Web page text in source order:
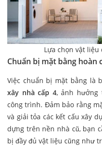
Lựa chọn vật
Chuẩn bị mặt bằng
Việc chuẩn bị mặt bằng là
xây nhà cấp 4, ảnh hưởng
công trình. Đảm bảo rằng
và giải tỏa các kết cấu xây
dựng trên nền nhà cũ, bạn
bị đầy đủ vật liệu cũng như